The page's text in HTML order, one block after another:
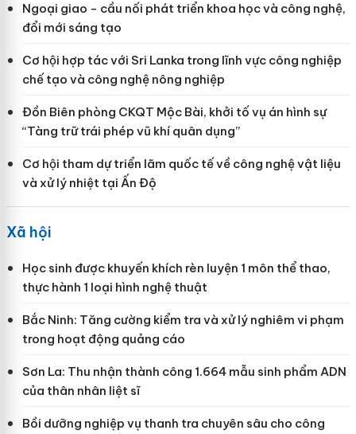
Ngoại giao - cầu nối phát triển khoa học và công nghệ,
đổi mới sáng tạo
Cơ hội hợp tác với Sri Lanka trong lĩnh vực công nghiệp
chế tạo và công nghệ nông nghiệp
Đồn Biên phòng CKQT Mộc Bài, khởi tố vụ án hình sự
“Tàng trữ trái phép vũ khí quân dụng”
Cơ hội tham dự triển lãm quốc tế về công nghệ vật liệu
và xử lý nhiệt tại Ấn Độ
Xã hội
Học sinh được khuyến khích rèn luyện 1 môn thể thao,
thực hành 1 loại hình nghệ thuật
Bắc Ninh: Tăng cường kiểm tra và xử lý nghiêm vi phạm
trong hoạt động quảng cáo
Sơn La: Thu nhận thành công 1.664 mẫu sinh phẩm ADN
của thân nhân liệt sĩ
Bồi dưỡng nghiệp vụ thanh tra chuyên sâu cho công